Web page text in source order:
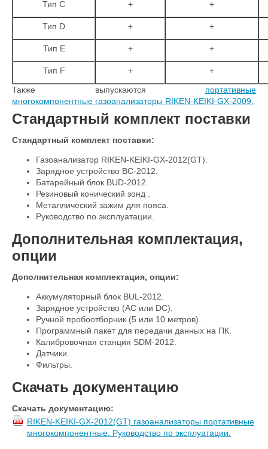
Тип C + +
Тип D + +
Тип E + +
Тип F +
+
Также выпускаются портативные
многокомпонентные газоанализаторы RIKEN-KEIKI-GX-2009.
Стандартный комплект поставки
Стандартный комплект поставки:
Газоанализатор RIKEN-KEIKI-GX-2012(GT).
Зарядное устройство BC-2012.
Батарейный блок BUD-2012.
Резиновый конический зонд .
Металлический зажим для пояса.
Руководство по эксплуатации.
Дополнительная комплектация,
опции
Дополнительная комплектация, опции:
Аккумуляторный блок BUL-2012.
Зарядное устройство (АС или DC).
Ручной пробоотборник (5 или 10 метров).
Программный пакет для передачи данных на ПК.
Калибровочная станция SDM-2012.
Датчики.
Фильтры.
Скачать документацию
Скачать документацию:
RIKEN-KEIKI-GX-2012(GT) газоанализаторы портативные
многокомпонентные. Руководство по эксплуатации.